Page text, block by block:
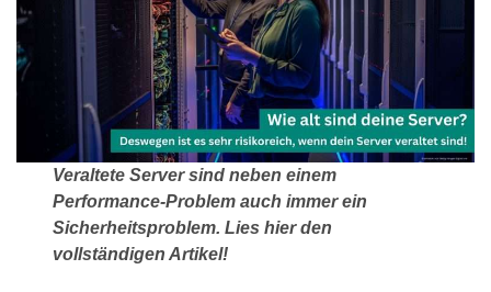
Veraltete Server sind neben einem
Performance-Problem auch immer ein
Sicherheitsproblem. Lies hier den
vollständigen Artikel!